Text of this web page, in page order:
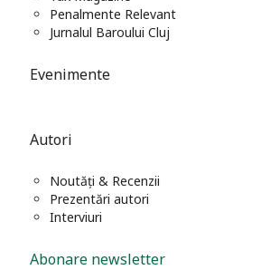
Penalmente Relevant
Jurnalul Baroului Cluj
Evenimente
Autori
Noutăți & Recenzii
Prezentări autori
Interviuri
Abonare newsletter